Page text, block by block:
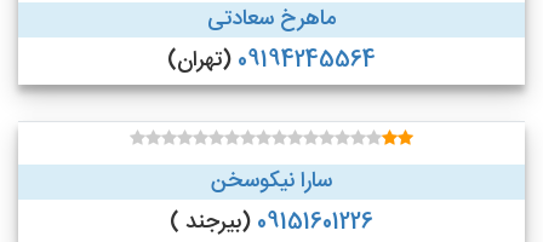
ماهرخ سعادتی
09194245564 (تهران)
سارا نیکوسخن
09151601226 (بیرجند )